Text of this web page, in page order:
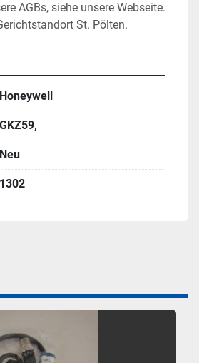
AGBs, siehe unsere Webseite.
St. Pölten.
Honeywell
GKZ59,
Neu
1302